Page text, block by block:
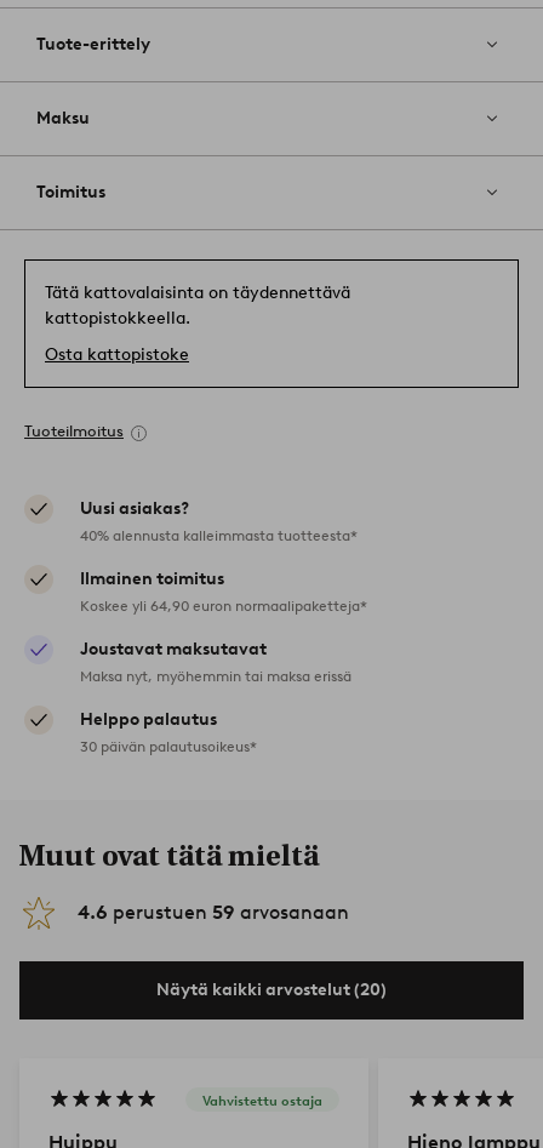
Tuote-erittely
Maksu
Toimitus
Tätä kattovalaisinta on täydennettävä
kattopistokkeella.
Osta kattopistoke
Tuoteilmoitus
Uusi asiakas?
40% alennusta kalleimmasta tuotteesta*
Ilmainen toimitus
Koskee yli 64,90 euron normaalipaketteja*
Joustavat maksutavat
Maksa nyt, myöhemmin tai maksa erissä
Helppo palautus
30 päivän palautusoikeus*
Muut ovat tätä mieltä
4.6 perustuen 59 arvosanaan
Näytä kaikki arvostelut (20)
Vahvistettu ostaja
Huippu Hieno